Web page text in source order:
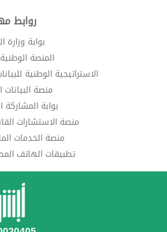
روابط
بوابة وزارة
المنصة
الاستراتيجية الوطنية
منصة البيانات
بوابة المشاركة
منصة الاستشارات
منصة الخدمات
تطبيقات الهاتف